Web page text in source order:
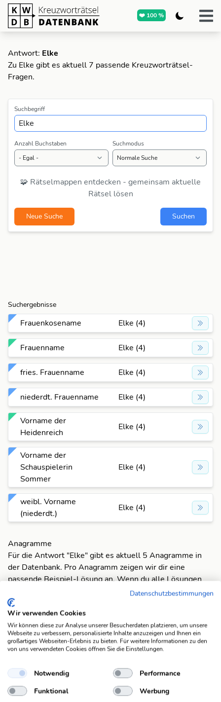
❤️ 100 %
Antwort: Elke
Zu Elke gibt es aktuell 7 passende Kreuzworträtsel-
Fragen.
Suchbegriff
Anzahl Buchstaben Suchmodus
🧩 Rätselmappen entdecken - gemeinsam aktuelle
Rätsel lösen
Neue Suche Suchen
Suchergebnisse
Frauenkosename Elke (4)
Frauenname Elke (4)
fries. Frauenname Elke (4)
niederdt. Frauenname Elke (4)
Vorname der
Heidenreich
Elke (4)
Vorname der
Schauspielerin
Sommer
Elke (4)
weibl. Vorname
(niederdt.)
Elke (4)
Anagramme
Für die Antwort "Elke" gibt es aktuell 5 Anagramme in
der Datenbank. Pro Anagramm zeigen wir dir eine
passende Beispiel-Lösung an. Wenn du alle Lösungen
sehen möchtest, klicke einfach auf das entsprechende
Anagramm um alle Fragen anzuzeigen, die dazu passen.
EKEL- Abneigung
ELEK- skand. Männername
KEEL - amerik. Schauspieler, Howard 1919-2004
E
L
Datenschutzbestimmungen
Wir verwenden Cookies
Wir können diese zur Analyse unserer Besucherdaten platzieren, um unsere
Webseite zu verbessern, personalisierte Inhalte anzuzeigen und Ihnen ein
großartiges Webseiten-Erlebnis zu bieten. Für weitere Informationen zu den
von uns verwendeten Cookies öffnen Sie die Einstellungen.
Notwendig
Performance
Funktional
Werbung